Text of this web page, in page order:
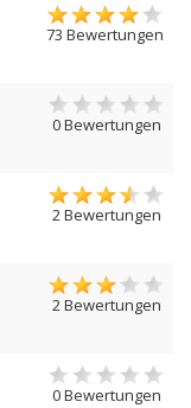
73 Bewertungen
0 Bewertungen
2 Bewertungen
2 Bewertungen
0 Bewertungen